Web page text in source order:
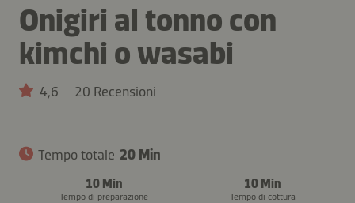
Onigiri al tonno con
kimchi o wasabi
4,6 20 Recensioni
Tempo totale 20 Min
10 Min
Tempo di preparazione
10 Min
Tempo di cottura